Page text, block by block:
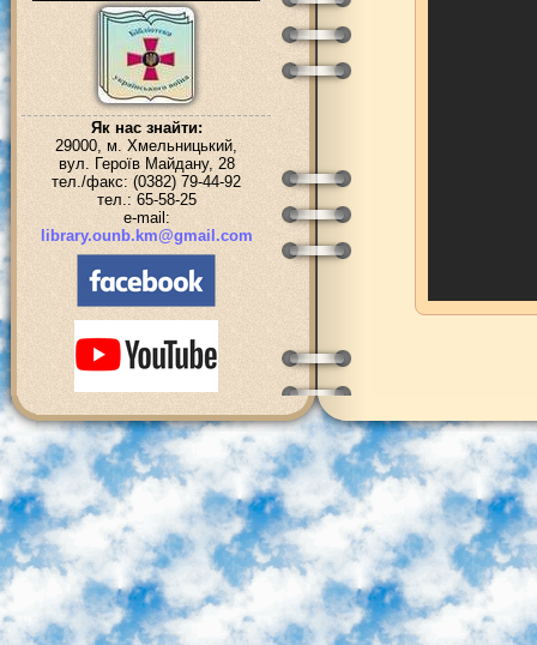
Як нас знайти:
29000, м. Хмельницький,
вул. Героїв Майдану, 28
тел./факс: (0382) 79-44-92
тел.: 65-58-25
e-mail:
library.ounb.km@gmail.com